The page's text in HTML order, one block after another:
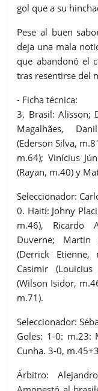
gol que a su
Pese al buen
deja una mala
que abandonó el
tras resentirse del
- Ficha técnica:
3. Brasil: Alisson;
Magalhães,
(Ederson Silva,
m.64); Vinícius
(Rayan, m.40) y
Seleccionador:
0. Haití: Johny
m.46), Ricardo
Duverne; Martin
(Derrick Etienne,
Casimir
(Wilson Isidor,
m.71).
Seleccionador:
Goles: 1-0: m.23:
Cunha. 3-0,
Árbitro: